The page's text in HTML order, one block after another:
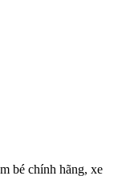
bé chính hãng, xe